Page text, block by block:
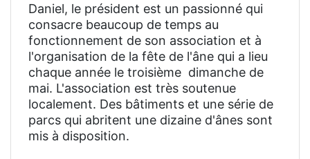
Daniel, le président est un passionné qui
consacre beaucoup de temps au
fonctionnement de son association et à
l'organisation de la fête de l'âne qui a lieu
chaque année le troisième dimanche de
mai. L'association est très soutenue
localement. Des bâtiments et une série de
parcs qui abritent une dizaine d'ânes sont
mis à disposition.